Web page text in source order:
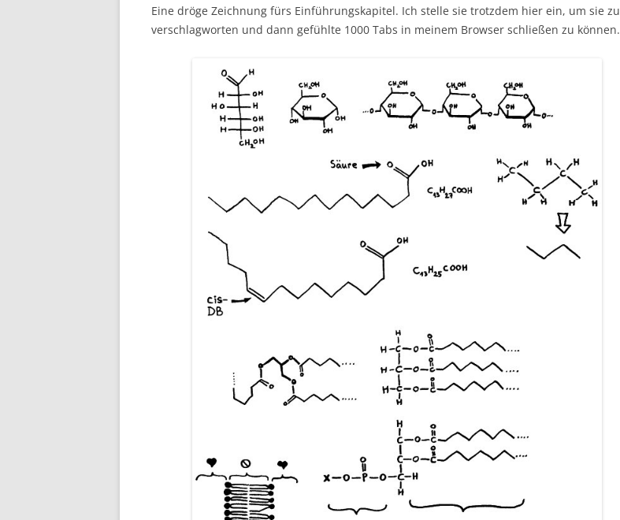
Eine dröge Zeichnung fürs Einführungskapitel. Ich stelle sie trotzdem hier ein, um sie zu
verschlagworten und dann gefühlte 1000 Tabs in meinem Browser schließen zu können.